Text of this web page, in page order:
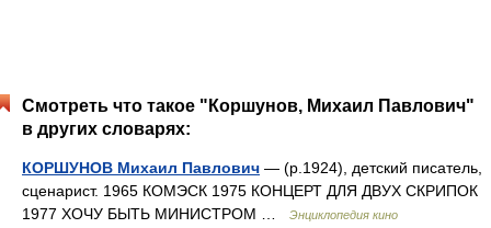
Смотреть что такое "Коршунов, Михаил Павлович"
в других словарях:
КОРШУНОВ Михаил Павлович — (р.1924), детский писатель,
сценарист. 1965 КОМЭСК 1975 КОНЦЕРТ ДЛЯ ДВУХ СКРИПОК
1977 ХОЧУ БЫТЬ МИНИСТРОМ …
Энциклопедия кино